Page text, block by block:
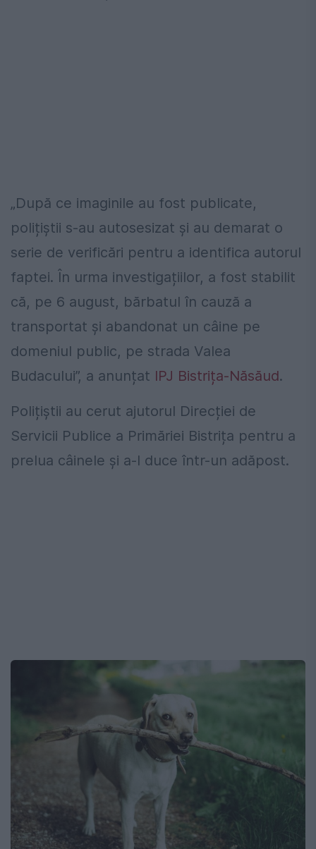
„După ce imaginile au fost publicate,
polițiștii s-au autosesizat și au demarat o
serie de verificări pentru a identifica autorul
faptei. În urma investigațiilor, a fost stabilit
că, pe 6 august, bărbatul în cauză a
transportat și abandonat un câine pe
domeniul public, pe strada Valea
Budacului”, a anunțat IPJ Bistrița-Năsăud.
Polițiștii au cerut ajutorul Direcției de
Servicii Publice a Primăriei Bistrița pentru a
prelua câinele și a-l duce într-un adăpost.